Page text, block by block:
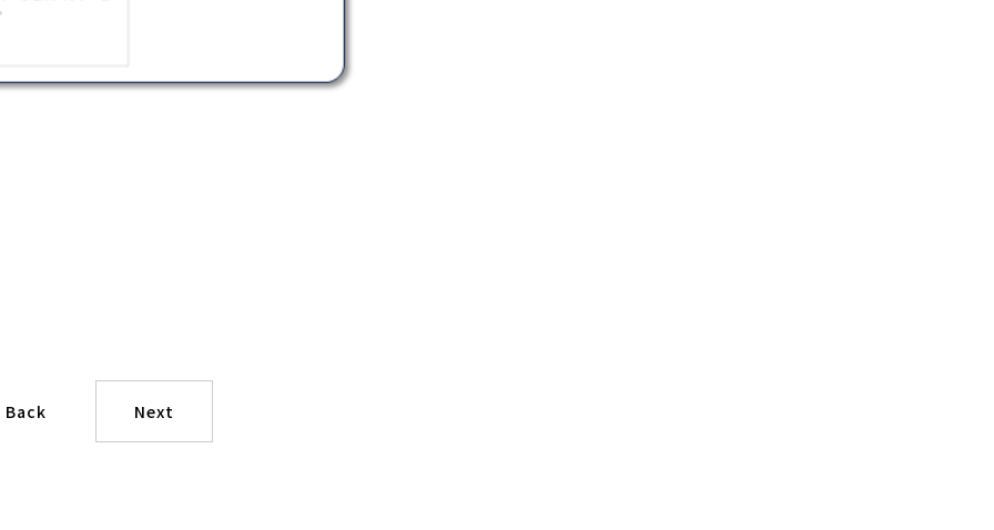
Back Next